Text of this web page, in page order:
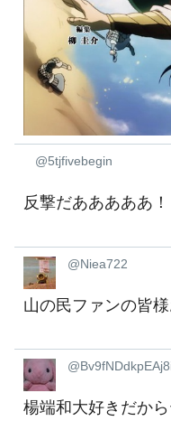
@5tjfivebegin
反撃だあああああ！
@Niea722
山の民ファンの皆
楊端和大好きだか